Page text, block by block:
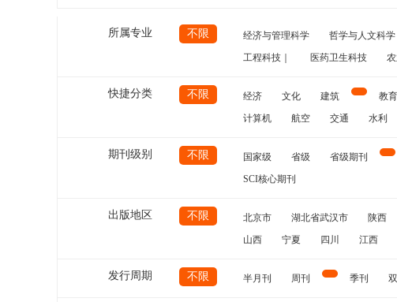
所属专业 不限 经济与管理科学 哲学与人文科学
工程科技｜
医药卫生科技
快捷分类 不限 经济 文化 建筑 教育
计算机
航空 交通 水利
期刊级别 不限 国家级 省级 省级期刊
SCI核心期刊
出版地区 不限 北京市 湖北省武汉市 陕西
山西
宁夏 四川 江西
发行周期 不限 半月刊 周刊 季刊